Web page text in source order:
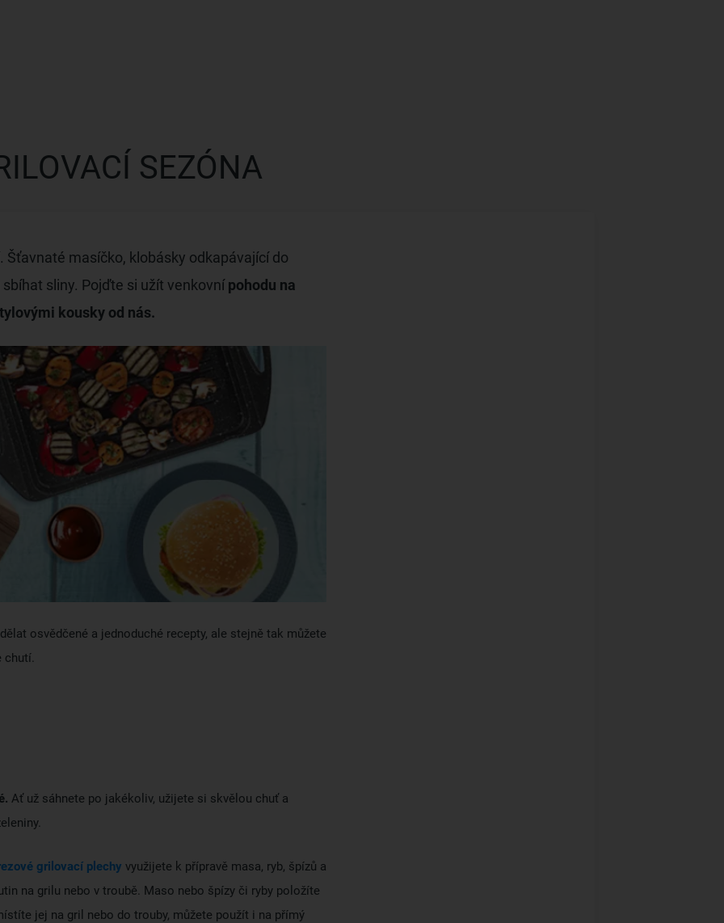
SEZÓNA
. Šťavnaté masíčko, klobásky odkapávající do
sliny. Pojďte si užít venkovnípohodu na
kousky od nás.
osvědčené a jednoduché recepty, ale stejně tak můžete
chutí.
Ať už sáhnete po jakékoliv, užijete si skvělou chuť a
grilovací plechy využijete k přípravě masa, ryb, špízů a
na grilu nebo v troubě. Maso nebo špízy či ryby položíte
jej na gril nebo do trouby, můžete použít i na přímý